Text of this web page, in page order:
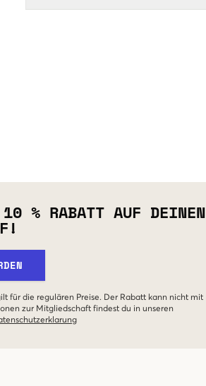
% RABATT AUF DEINEN
für die regulären Preise. Der Rabatt kann nicht mit
zur Mitgliedschaft findest du in unseren